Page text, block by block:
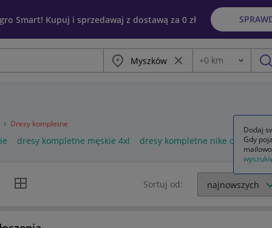
Smart! Kupuj i sprzedawaj z dostawą za 0 zł
Miasto Wyczyść frazę
Odległość
+0 km
Dresy kompletne
dresy kompletne męskie 4xl dresy kompletne nike damskie
listy
Widok siatki Sortuj od:
Dodaj
Gdy